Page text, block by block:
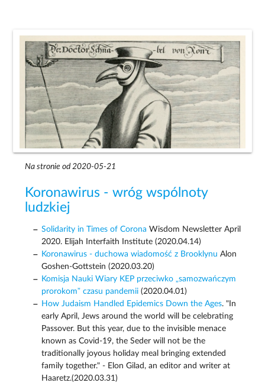
Na stronie od 2020-05-21
Koronawirus - wróg wspólnoty
ludzkiej
Solidarity in Times of Corona Wisdom Newsletter April
2020. Elijah Interfaith Institute (2020.04.14)
Koronawirus - duchowa wiadomość z Brooklynu Alon
Goshen-Gottstein (2020.03.20)
Komisja Nauki Wiary KEP przeciwko „samozwańczym
prorokom” czasu pandemii (2020.04.01)
How Judaism Handled Epidemics Down the Ages. "In
early April, Jews around the world will be celebrating
Passover. But this year, due to the invisible menace
known as Covid-19, the Seder will not be the
traditionally joyous holiday meal bringing extended
family together." - Elon Gilad, an editor and writer at
Haaretz.(2020.03.31)